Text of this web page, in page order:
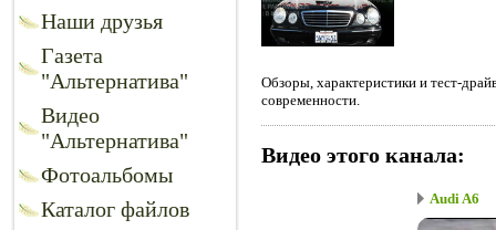
Наши друзья
Газета
"Альтернатива"
Видео
"Альтернатива"
Фотоальбомы
Каталог файлов
Обзоры, характеристики и тест-
современности.
Видео этого канала:
Audi A6